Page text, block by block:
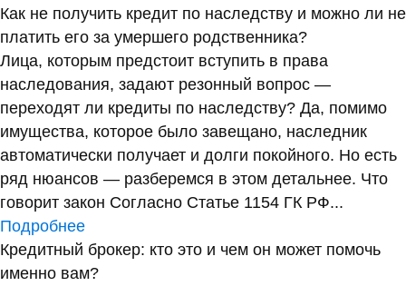
Как не получить кредит по наследству и можно ли не
платить его за умершего родственника?
Лица, которым предстоит вступить в права
наследования, задают резонный вопрос —
переходят ли кредиты по наследству? Да, помимо
имущества, которое было завещано, наследник
автоматически получает и долги покойного. Но есть
ряд нюансов — разберемся в этом детальнее. Что
говорит закон Согласно Статье 1154 ГК РФ...
Подробнее
Кредитный брокер: кто это и чем он может помочь
именно вам?